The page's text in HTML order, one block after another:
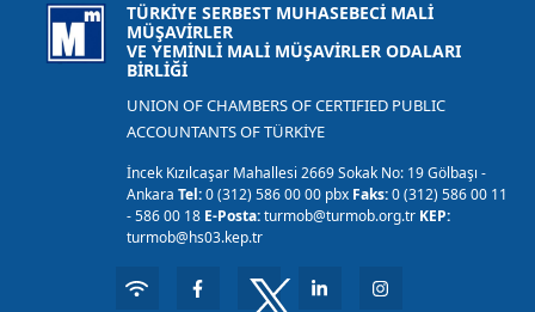
TÜRKİYE SERBEST MUHASEBECİ MALİ
MÜŞAVİRLER
VE YEMİNLİ MALİ MÜŞAVİRLER ODALARI
BİRLİĞİ
UNION OF CHAMBERS OF CERTIFIED PUBLIC
ACCOUNTANTS OF TÜRKİYE
İncek Kızılcaşar Mahallesi 2669 Sokak No: 19 Gölbaşı -
AnkaraTel:0 (312) 586 00 00 pbx Faks:0 (312) 586 00 11
- 586 00 18 E-Posta:turmob@turmob.org.tr KEP:
turmob@hs03.kep.tr